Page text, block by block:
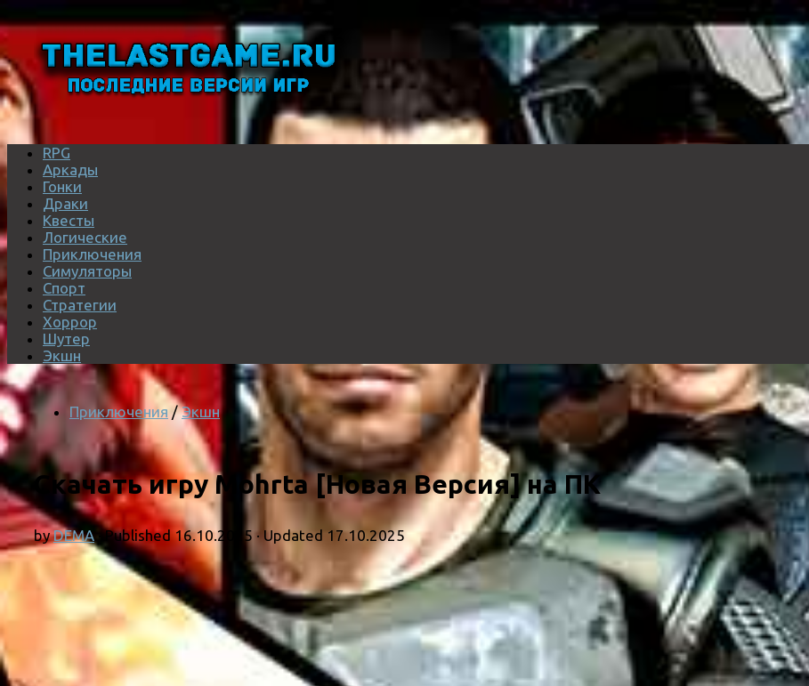
RPG
Аркады
Гонки
Драки
Квесты
Логические
Приключения
Симуляторы
Спорт
Стратегии
Хоррор
Шутер
Экшн
Приключения / Экшн
Скачать игру Mohrta [Новая Версия] на ПК
byDEMA · Published16.10.2025 · Updated 17.10.2025